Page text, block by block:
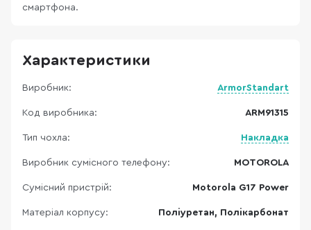
смартфона.
Характеристики
Виробник: ArmorStandart
Код виробника: ARM91315
Тип чохла: Накладка
Виробник сумісного телефону: MOTOROLA
Сумісний пристрій: Motorola G17 Power
Матеріал корпусу: Поліуретан, Полікарбонат